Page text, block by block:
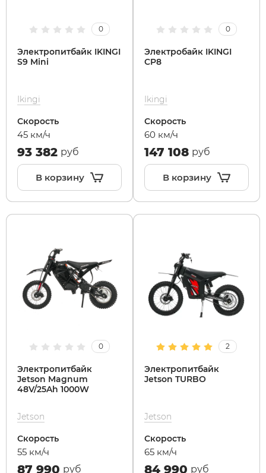
0
Электропитбайк IKINGI
S9 Mini
Ikingi
Скорость
45 км/ч
93 382 руб
В корзину
0
Электробайк IKINGI
CP8
Ikingi
Скорость
60 км/ч
147 108 руб
В корзину
0
Электропитбайк
Jetson Magnum
48V/25Ah 1000W
Jetson
Скорость
55 км/ч
87 990 руб
2
Электропитбайк
Jetson TURBO
Jetson
Скорость
65 км/ч
84 990 руб